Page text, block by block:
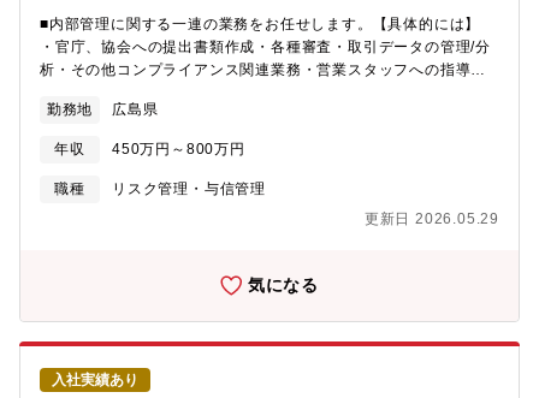
■内部管理に関する一連の業務をお任せします。【具体的には】
・官庁、協会への提出書類作成・各種審査・取引データの管理/分
析・その他コンプライアンス関連業務・営業スタッフへの指導・
す。後任者および将来的な後継者を育成するため、長期的に就業
していただける内部管理責任者、または営業管理部署の経験者の
方を募集したいと考えています。 【教育体制】 経験豊富な職員も
多数在籍しているため、入社後しっかりと業務を覚えていただけ
勤務地 広島県
年収 450万円～800万円
職種
リスク管理・与信管理
更新日 2026.05.29
気になる
入社実績あり